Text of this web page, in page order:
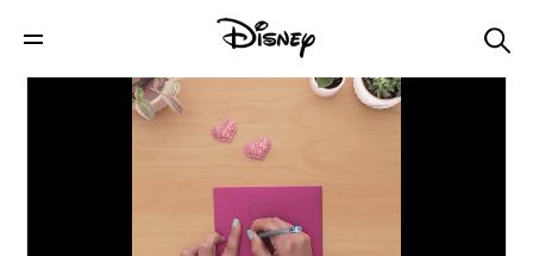
Crie asas da Fancy Nancy Clancy - Parte 2